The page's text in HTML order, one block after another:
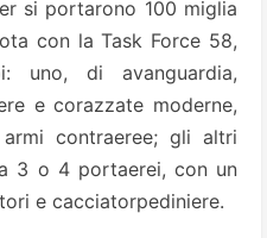
si portarono 100 miglia
con la Task Force 58,
uno, di avanguardia,
e corazzate moderne,
contraeree; gli altri
3 o 4 portaerei, con un
e cacciatorpediniere.